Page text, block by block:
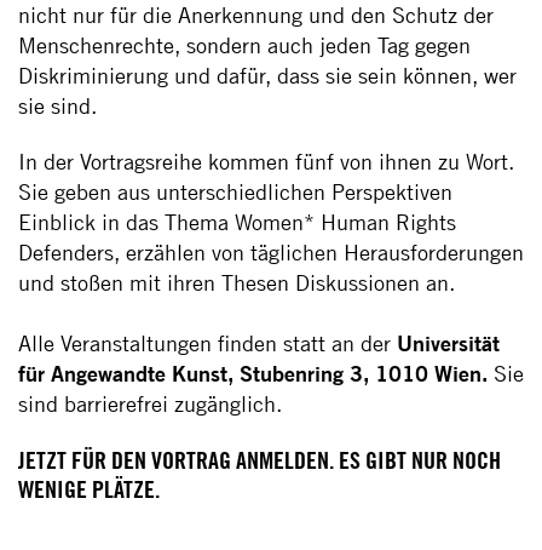
nicht nur für die Anerkennung und den Schutz der
Menschenrechte, sondern auch jeden Tag gegen
Diskriminierung und dafür, dass sie sein können, wer
sie sind.
In der Vortragsreihe kommen fünf von ihnen zu Wort.
Sie geben aus unterschiedlichen Perspektiven
Einblick in das Thema Women* Human Rights
Defenders, erzählen von täglichen Herausforderungen
und stoßen mit ihren Thesen Diskussionen an.
Alle Veranstaltungen finden statt an der Universität
für Angewandte Kunst, Stubenring 3, 1010 Wien. Sie
sind barrierefrei zugänglich.
JETZT FÜR DEN VORTRAG ANMELDEN. ES GIBT NUR NOCH
WENIGE PLÄTZE.